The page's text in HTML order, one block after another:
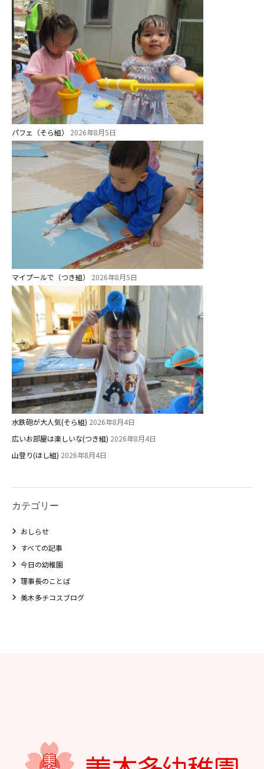
パフェ（そら組） 2026年8月5日
マイプールで（つき組） 2026年8月5日
水鉄砲が大人気(そら組) 2026年8月4日
広いお部屋は楽しいな(つき組) 2026年8月4日
山登り(ほし組) 2026年8月4日
カテゴリー
おしらせ
すべての記事
今日の幼稚園
理事長のことば
美木多チコスブログ